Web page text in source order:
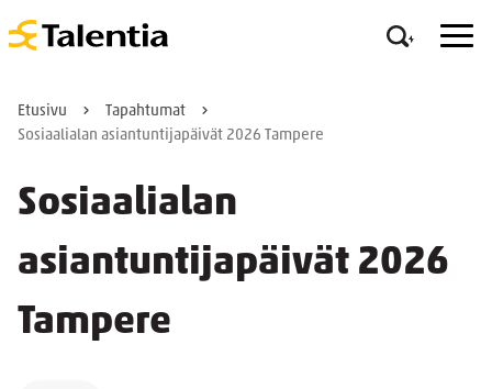
Etusivu
Tapahtumat
Sosiaalialan asiantuntijapäivät 2026 Tampere
Sosiaalialan
asiantuntijapäivät 2026
Tampere